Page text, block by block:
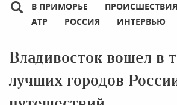
В ПРИМОРЬЕ ПРОИСШЕСТВИЯ
АТР
РОССИЯ ИНТЕРВЬЮ
Владивосток вошел в
лучших городов